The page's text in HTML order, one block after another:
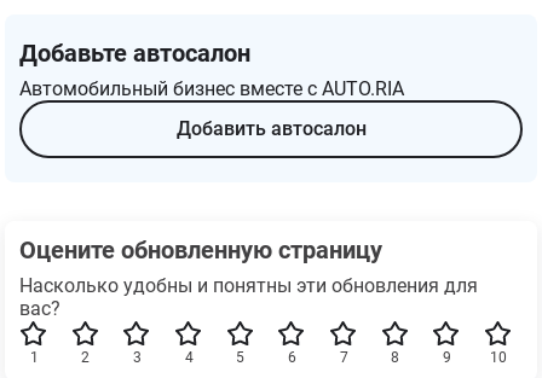
Добавьте автосалон
Автомобильный бизнес вместе с AUTO.RIA
Добавить автосалон
Оцените обновленную страницу
Насколько удобны и понятны эти обновления для
вас?
10
9
8
7
6
5
4
3
2
1